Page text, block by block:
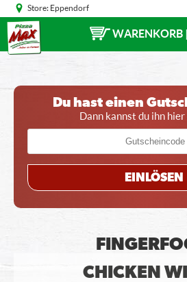
Store: Eppendorf
WARENKORB |
Du hast einen
Dann kannst du ihn
EINLÖSEN
CHICKEN